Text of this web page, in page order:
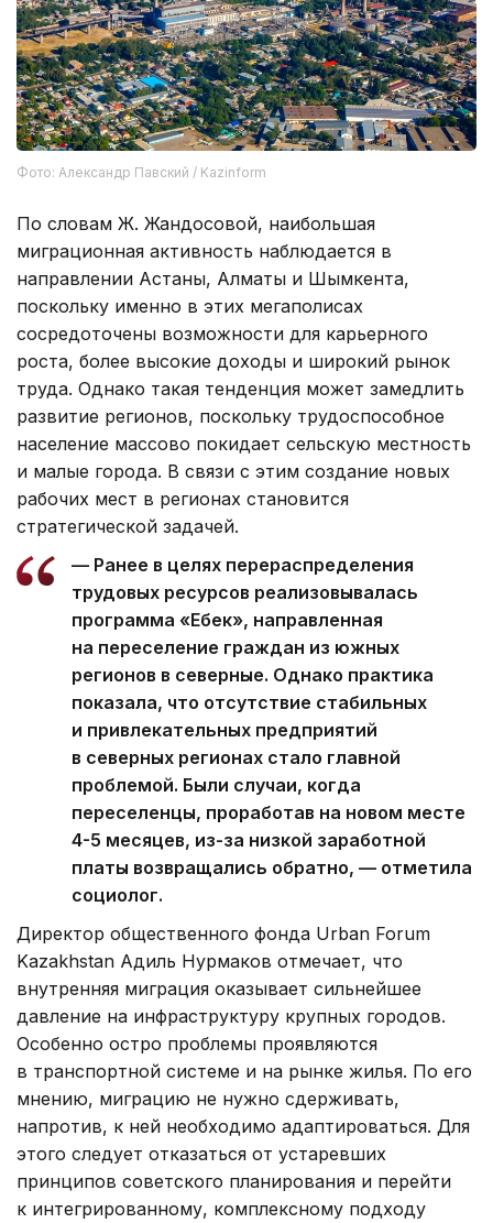
Фото: Александр Павский / Kazinform
По словам Ж. Жандосовой, наибольшая
миграционная активность наблюдается в
направлении Астаны, Алматы и Шымкента,
поскольку именно в этих мегаполисах
сосредоточены возможности для карьерного
роста, более высокие доходы и широкий рынок
труда. Однако такая тенденция может замедлить
развитие регионов, поскольку трудоспособное
население массово покидает сельскую местность
и малые города. В связи с этим создание новых
рабочих мест в регионах становится
стратегической задачей.
— Ранее в целях перераспределения
трудовых ресурсов реализовывалась
программа «Еңбек», направленная
на переселение граждан из южных
регионов в северные. Однако практика
показала, что отсутствие стабильных
и привлекательных предприятий
в северных регионах стало главной
проблемой. Были случаи, когда
переселенцы, проработав на новом месте
4-5 месяцев, из-за низкой заработной
платы возвращались обратно, — отметила
социолог.
Директор общественного фонда Urban Forum
Kazakhstan Адиль Нурмаков отмечает, что
внутренняя миграция оказывает сильнейшее
давление на инфраструктуру крупных городов.
Особенно остро проблемы проявляются
в транспортной системе и на рынке жилья. По его
мнению, миграцию не нужно сдерживать,
напротив, к ней необходимо адаптироваться. Для
этого следует отказаться от устаревших
принципов советского планирования и перейти
к интегрированному, комплексному подходу